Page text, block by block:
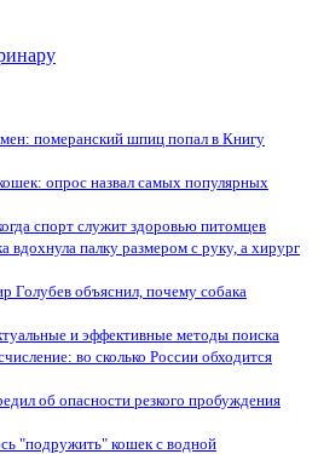
померанский шпиц попал в Книгу
опрос назвал самых популярных
спорт служит здоровью питомцев
вдохнула палку размером с руку, а хирург
Голубев объяснил, почему собака
и эффективные методы поиска
во сколько России обходится
об опасности резкого пробуждения
"подружить" кошек с водной